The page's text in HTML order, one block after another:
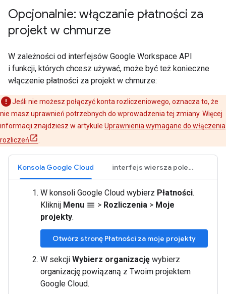
Opcjonalnie: włączanie płatności za
projekt w chmurze
W zależności od interfejsów Google Workspace API
i funkcji, których chcesz używać, może być też konieczne
włączenie płatności za projekt w chmurze:
Jeśli nie możesz połączyć konta rozliczeniowego, oznacza to, że
nie masz uprawnień potrzebnych do wprowadzenia tej zmiany. Więcej
informacji znajdziesz w artykule Uprawnienia wymagane do włączenia
rozliczeń
Konsola Google Cloud interfejs wiersza poleceń gcloud
W konsoli Google Cloud wybierz Płatności.
Kliknij Menu menu > Rozliczenia > Moje
projekty.
Otwórz stronę Płatności za moje projekty
W sekcji Wybierz organizację wybierz
organizację powiązaną z Twoim projektem
Google Cloud.